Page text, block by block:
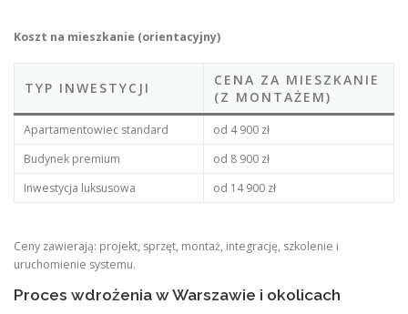
Koszt na mieszkanie (orientacyjny)
TYP INWESTYCJI
CENA ZA MIESZKANIE
(Z MONTAŻEM)
Apartamentowiec standard
od 4 900 zł
Budynek premium
od 8 900 zł
Inwestycja luksusowa
od 14 900 zł
Ceny zawierają: projekt, sprzęt, montaż, integrację, szkolenie i
uruchomienie systemu.
Proces wdrożenia w Warszawie i okolicach